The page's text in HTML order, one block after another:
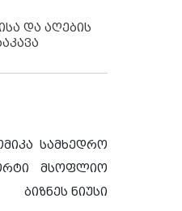
და აღების
სამხედრო
მსოფლიო
ბიზნეს ნიუსი